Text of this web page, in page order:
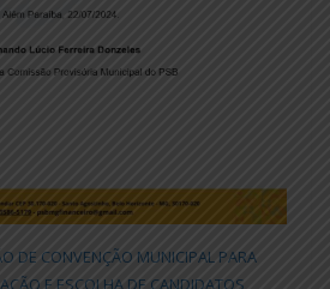
DE CONVENÇÃO MUNICIPAL PARA
E ESCOLHA DE CANDIDATOS